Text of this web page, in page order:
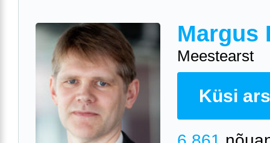
Margus
Meestearst
Küsi